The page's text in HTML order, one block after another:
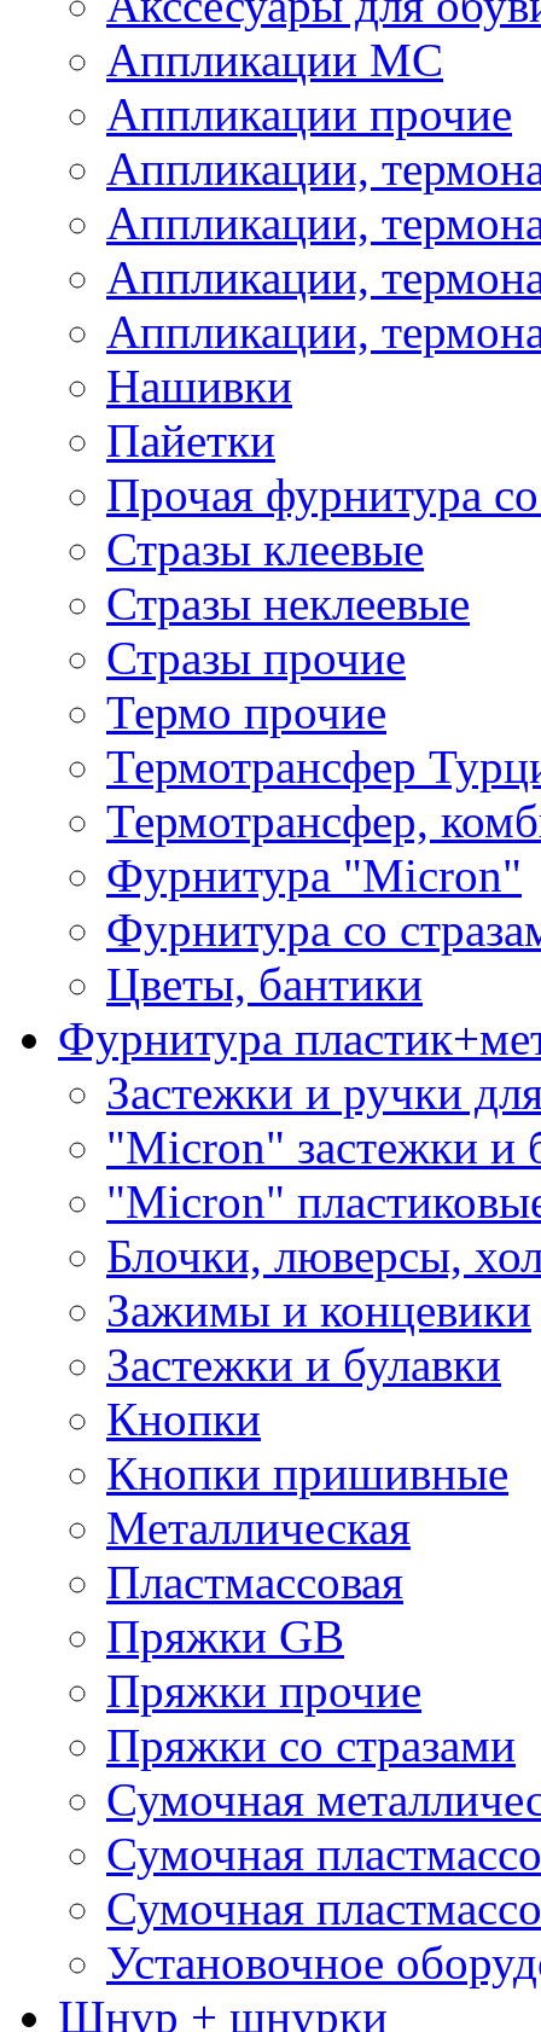
Аппликации МС
Аппликации прочие
Аппликации,
Аппликации,
Аппликации,
Аппликации,
Нашивки
Пайетки
Прочая фурнитура
Стразы клеевые
Стразы неклеевые
Стразы прочие
Термо прочие
Термотрансфер
Термотрансфер,
Фурнитура "Micron"
Фурнитура со
Цветы, бантики
Фурнитура
Застежки и ручки
"Micron" застежки и
"Micron"
Блочки, люверсы,
Зажимы и концевики
Застежки и булавки
Кнопки
Кнопки пришивные
Металлическая
Пластмассовая
Пряжки GB
Пряжки прочие
Пряжки со стразами
Сумочная
Сумочная
Сумочная
Установочное
Шнур + шнурки